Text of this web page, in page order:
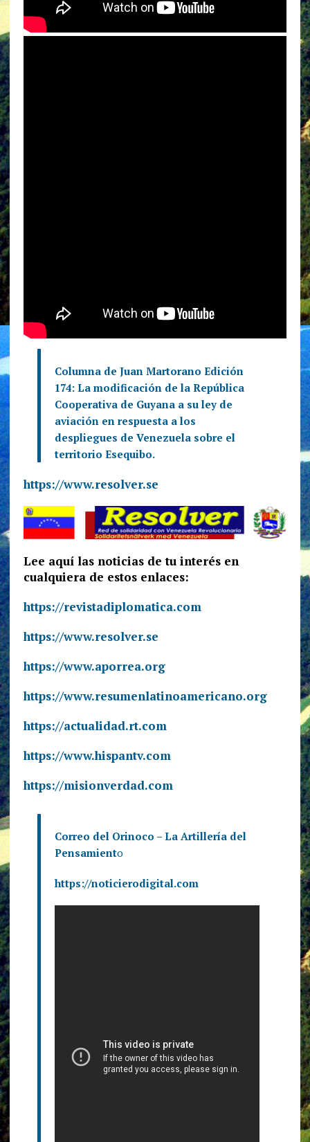
Columna de Juan Martorano Edición
174: La modificación de la República
Cooperativa de Guyana a su ley de
aviación en respuesta a los
despliegues de Venezuela sobre el
territorio Esequibo.
https://www.resolver.se
Lee aquí las noticias de tu interés en
cualquiera de estos enlaces:
https://revistadiplomatica.com
https://www.resolver.se
https://www.aporrea.org
https://www.resumenlatinoamericano.org
https://actualidad.rt.com
https://www.hispantv.com
https://misionverdad.com
Correo del Orinoco – La Artillería del
Pensamiento
https://noticierodigital.com